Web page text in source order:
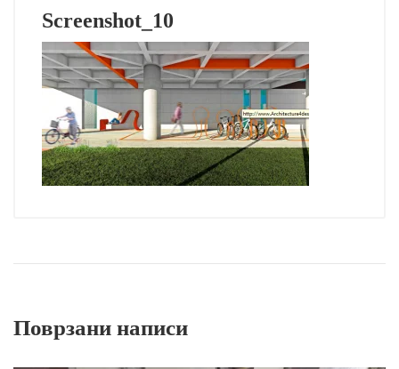
Screenshot_10
Поврзани написи